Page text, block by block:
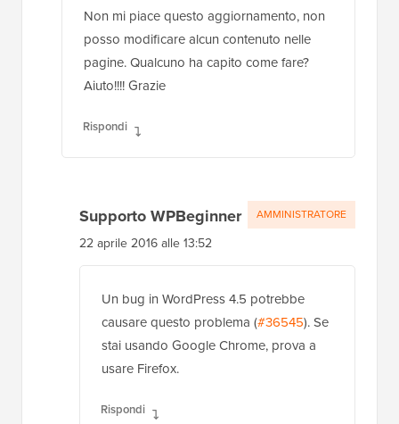
Non mi piace questo aggiornamento, non
posso modificare alcun contenuto nelle
pagine. Qualcuno ha capito come fare?
Aiuto!!!! Grazie
Rispondi
Supporto WPBeginner
22 aprile 2016 alle 13:52
Un bug in WordPress 4.5 potrebbe
causare questo problema (#36545). Se
stai usando Google Chrome, prova a
usare Firefox.
Rispondi
AMMINISTRATORE